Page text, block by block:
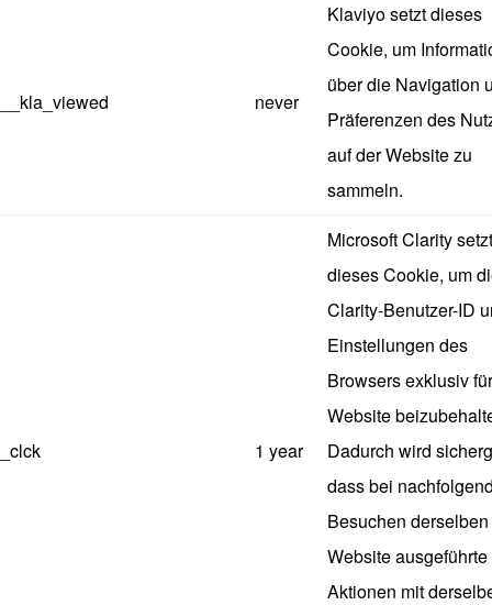
__kla_viewed never
Klaviyo setzt dieses
Cookie, um
über die Navigation
Präferenzen des
auf der Website zu
sammeln.
_clck 1 year
Microsoft Clarity setzt
dieses Cookie, um
Clarity-Benutzer-ID
Einstellungen des
Browsers exklusiv
Website
Dadurch wird
dass bei
Besuchen derselben
Website ausgeführte
Aktionen mit